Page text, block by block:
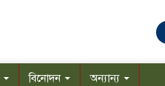
বিনোদন অন্যান্য